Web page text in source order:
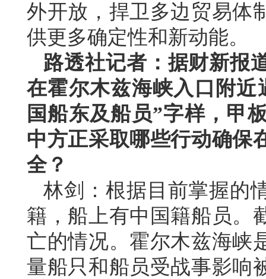
外开放，捍卫多边贸易体
供更多确定性和新动能。
路透社记者：据财新报
在霍尔木兹海峡入口附
国船东及船员”字样，甲
中方正采取哪些行动确保
全？
林剑：根据目前掌握的
籍，船上有中国籍船员。
亡的情况。霍尔木兹海峡
量船只和船员受战事影响